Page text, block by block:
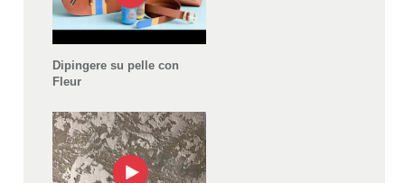
Dipingere su pelle con
Fleur